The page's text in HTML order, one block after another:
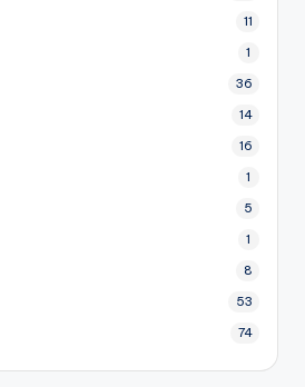
11
1
36
14
16
1
5
1
8
53
74